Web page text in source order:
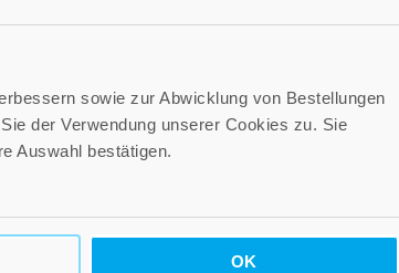
sowie zur Abwicklung von Bestellungen
der Verwendung unserer Cookies zu. Sie
Auswahl bestätigen.
OK